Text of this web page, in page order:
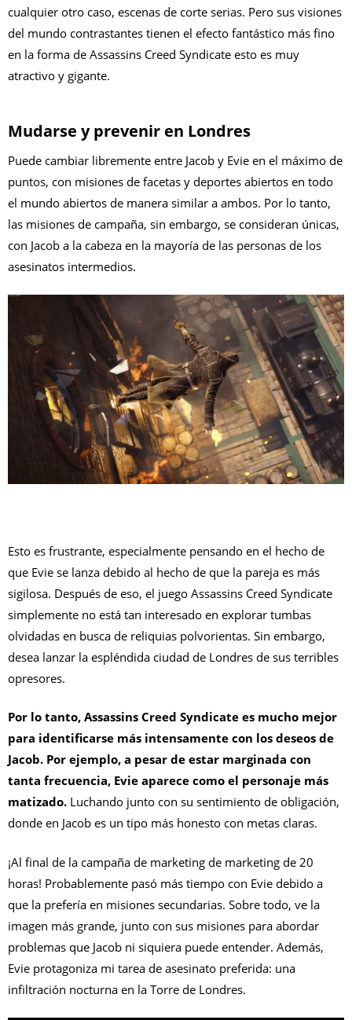
cualquier otro caso, escenas de corte serias. Pero sus visiones
del mundo contrastantes tienen el efecto fantástico más fino
en la forma de Assassins Creed Syndicate esto es muy
atractivo y gigante.
Mudarse y prevenir en Londres
Puede cambiar libremente entre Jacob y Evie en el máximo de
puntos, con misiones de facetas y deportes abiertos en todo
el mundo abiertos de manera similar a ambos. Por lo tanto,
las misiones de campaña, sin embargo, se consideran únicas,
con Jacob a la cabeza en la mayoría de las personas de los
asesinatos intermedios.
Esto es frustrante, especialmente pensando en el hecho de
que Evie se lanza debido al hecho de que la pareja es más
sigilosa. Después de eso, el juego Assassins Creed Syndicate
simplemente no está tan interesado en explorar tumbas
olvidadas en busca de reliquias polvorientas. Sin embargo,
desea lanzar la espléndida ciudad de Londres de sus terribles
opresores.
Por lo tanto, Assassins Creed Syndicate es mucho mejor
para identificarse más intensamente con los deseos de
Jacob. Por ejemplo, a pesar de estar marginada con
tanta frecuencia, Evie aparece como el personaje más
matizado. Luchando junto con su sentimiento de obligación,
donde en Jacob es un tipo más honesto con metas claras.
¡Al final de la campaña de marketing de marketing de 20
horas! Probablemente pasó más tiempo con Evie debido a
que la prefería en misiones secundarias. Sobre todo, ve la
imagen más grande, junto con sus misiones para abordar
problemas que Jacob ni siquiera puede entender. Además,
Evie protagoniza mi tarea de asesinato preferida: una
infiltración nocturna en la Torre de Londres.